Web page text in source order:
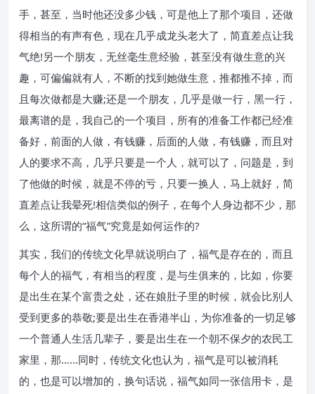
手，甚至，当时他还没多少钱，可是他上了那个项目，还做
得相当的有声有色，现在几乎成龙头老大了，简直差点让我
气绝!另一个朋友，无丝毫生意经验，甚至没有做生意的兴
趣，可偏偏就有人，不断的找到她做生意，推都推不掉，而
且每次做都是大赚;还是一个朋友，几乎是做一行，黑一行，
最离谱的是，我自己的一个项目，所有的准备工作都已经准
备好，前面的人做，有钱赚，后面的人做，有钱赚，而且对
人的要求不高，几乎只要是一个人，就可以了，问题是，到
了他做的时候，就是不停的亏，只要一换人，马上就好，简
直差点让我晕死!相信类似的例子，在每个人身边都不少，那
么，这所谓的“福气”究竟是如何运作的?
其实，我们的传统文化早就说明白了，福气是存在的，而且
每个人的福气，有相当的程度，是与生俱来的，比如，你要
是出生在某个富贵之处，还在娘肚子里的时候，就会比别人
受到更多的恭敬;要是出生在香港半山，为你准备的一切足够
一个普通人生活几辈子，要是出生在一个朝不保夕的农民工
家里，那……同时，传统文化也认为，福气是可以被消耗
的，也是可以增加的，换句话说，福气如同一张信用卡，是